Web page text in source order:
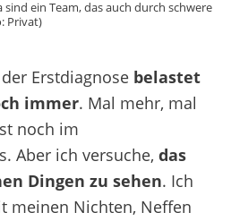
ein Team, das auch durch schwere
Privat)
Erstdiagnose belastet
immer. Mal mehr, mal
noch im
Aber ich versuche, das
Dingen zu sehen. Ich
meinen Nichten, Neffen